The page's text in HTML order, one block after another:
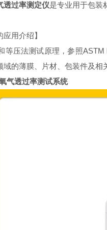
透过率测定仪是专业用于包装
应用介绍】
等压法测试原理，参照
的薄膜、片材、包装件及相
气透过率测试系统